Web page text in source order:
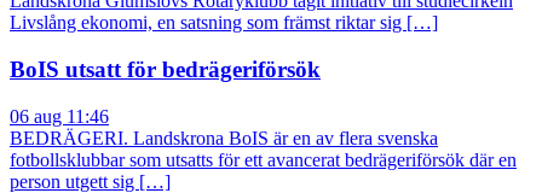
Livslång ekonomi, en satsning som främst riktar sig […]
BoIS utsatt för bedrägeriförsök
06 aug 11:46
BEDRÄGERI. Landskrona BoIS är en av flera svenska
fotbollsklubbar som utsatts för ett avancerat bedrägeriförsök där en
person utgett sig […]